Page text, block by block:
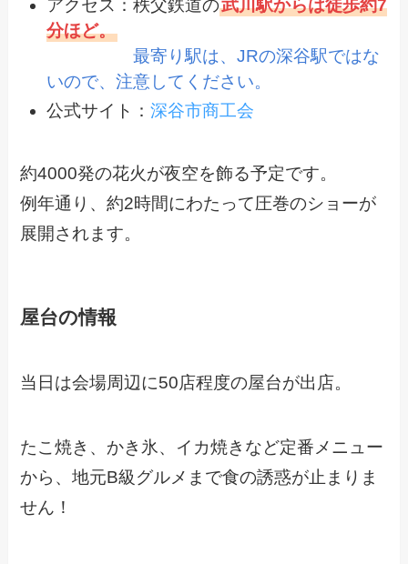
アクセス：秩父鉄道の武川駅からは徒歩約7
分ほど。
最寄り駅は、JRの深谷駅ではな
いので、注意してください。
公式サイト： 深谷市商工会
約4000発の花火が夜空を飾る予定です。
例年通り、約2時間にわたって圧巻のショーが
展開されます。
屋台の情報
当日は会場周辺に50店程度の屋台が出店。
たこ焼き、かき氷、イカ焼きなど定番メニュー
から、地元B級グルメまで食の誘惑が止まりま
せん！